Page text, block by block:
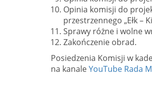
Opinia komisji do
przestrzennego „Ełk –
Sprawy różne i wolne
Zakończenie obrad.
Posiedzenia Komisji w
na kanaleYouTube Rada